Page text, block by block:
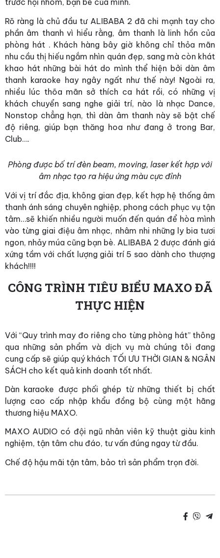
trước hội nhóm, bạn bè của mình.
Rõ ràng là chủ đầu tư ALIBABA 2 đã chi mạnh tay cho
phần âm thanh vì hiểu rằng, âm thanh là linh hồn của
phòng hát . Khách hàng bây giờ không chỉ thỏa mãn
nhu cầu thị hiếu ngắm nhìn quán đẹp, sang mà còn khát
khao hát những bài hát do mình thể hiện bởi dàn âm
thanh karaoke hay ngây ngất như thế này! Ngoài ra,
nhiều lúc thõa mãn sở thích ca hát rồi, có những vị
khách chuyển sang nghe giải trí, nào là nhạc Dance,
Nonstop chẳng hạn, thì dàn âm thanh này sẽ bật chế
độ riêng, giúp bạn thăng hoa như đang ở trong Bar,
Club….
Phòng được bố trí đèn beam, moving, laser kết hợp với
âm nhạc tạo ra hiệu ứng màu cực đỉnh
Với vị trí đắc địa, không gian đẹp, kết hợp hệ thống âm
thanh ánh sáng chuyên nghiệp, phong cách phục vụ tận
tâm…sẽ khiến nhiều người muốn đến quán để hòa mình
vào từng giai điệu âm nhạc, nhâm nhi những ly bia tươi
ngon, nhảy múa cũng bạn bè. ALIBABA 2 được đánh giá
xứng tầm với chất lượng giải trí 5 sao dành cho thượng
khách!!!!
CÔNG TRÌNH TIÊU BIỂU MAXO ĐÃ
THỰC HIỆN
Với “Quy trình may đo riêng cho từng phòng hát” thông
qua những sản phẩm và dịch vụ mà chúng tôi đang
cung cấp sẽ giúp quý khách TỐI ƯU THỜI GIAN & NGÂN
SÁCH cho kết quả kinh doanh tốt nhất.
Dàn karaoke được phối ghép từ những thiết bị chất
lượng cao cấp nhập khẩu đồng bộ cùng một hãng
thương hiệu MAXO.
MAXO AUDIO có đội ngũ nhân viên kỹ thuật giàu kinh
nghiệm, tận tâm chu đáo, tư vấn đúng ngay từ đầu.
Chế độ hậu mãi tận tâm, bảo trì sản phẩm trọn đời.